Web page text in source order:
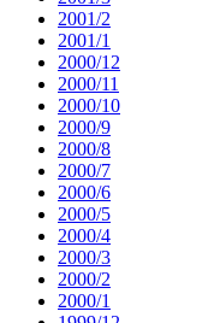
2001/2
2001/1
2000/12
2000/11
2000/10
2000/9
2000/8
2000/7
2000/6
2000/5
2000/4
2000/3
2000/2
2000/1